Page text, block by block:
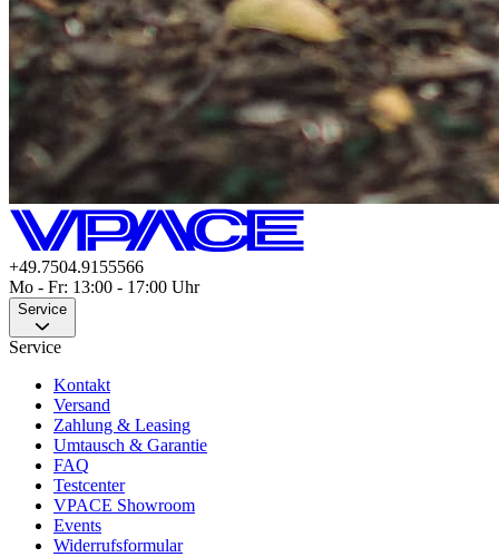
+49.7504.9155566
Mo - Fr: 13:00 - 17:00 Uhr
Service
Service
Kontakt
Versand
Zahlung & Leasing
Umtausch & Garantie
FAQ
Testcenter
VPACE Showroom
Events
Widerrufsformular